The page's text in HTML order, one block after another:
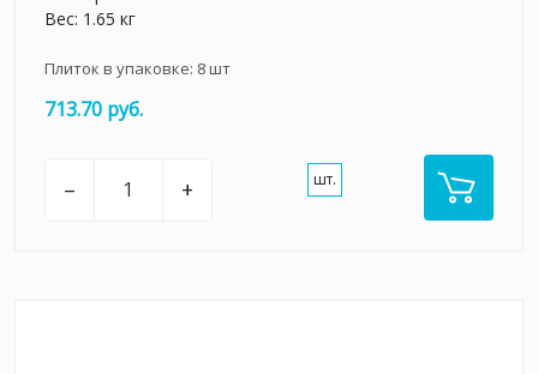
Вес: 1.65 кг
Плиток в упаковке: 8шт
713.70 руб.
– + шт.